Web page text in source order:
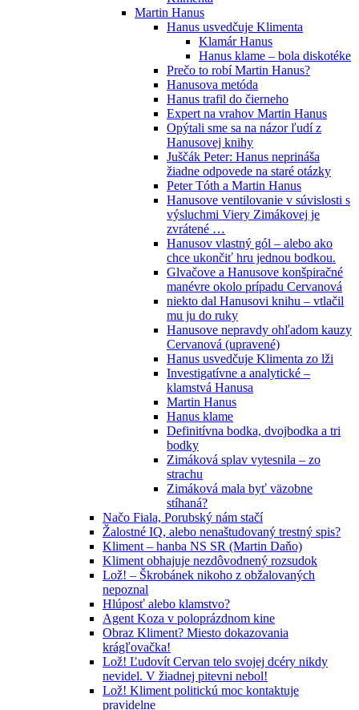
Martin Hanus
Hanus usvedčuje Klimenta
Klamár Hanus
Hanus klame – bola diskotéke
Prečo to robí Martin Hanus?
Hanusova metóda
Hanus trafil do čierneho
Expert na vrahov Martin Hanus
Opýtali sme sa na názor ľudí z
Hanusovej knihy
Juščák Peter: Hanus neprináša
žiadne odpovede na staré otázky
Peter Tóth a Martin Hanus
Hanusove ventilovanie v súvislosti s
výsluchmi Viery Zimákovej je
zvrátené …
Hanusov vlastný gól – alebo ako
chce ukončiť hru jednou bodkou.
Glvačove a Hanusove konšpiračné
manévre okolo prípadu Cervanová
niekto dal Hanusovi knihu – vtlačil
mu ju do ruky
Hanusove nepravdy ohľadom kauzy
Cervanová (upravené)
Hanus usvedčuje Klimenta zo lži
Investigatívne a analytické –
klamstvá Hanusa
Martin Hanus
Hanus klame
Definitívna bodka, dvojbodka a tri
bodky
Zimáková splav vytesnila – zo
strachu
Zimáková mala byť väzobne
stíhaná?
Načo Fiala, Porubský nám stačí
Žalostné IQ, alebo nenaštudovaný trestný spis?
Kliment – hanba NS SR (Martin Daňo)
Kliment obhajuje nezdôvodnený rozsudok
Lož! – Škrobánek nikoho z obžalovaných
nepoznal
Hlúposť alebo klamstvo?
Agent Koza v poloprázdnom kine
Obraz Kliment? Miesto dokazovania
krágľovačka!
Lož! Ľudovít Cervan telo svojej dcéry nikdy
nevidel. V žiadnej pitevni nebol!
Lož! Kliment politickú moc kontaktuje
pravidelne